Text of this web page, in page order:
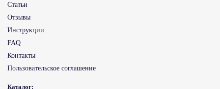
Статьи
Отзывы
Инструкции
FAQ
Контакты
Пользовательское соглашение
Каталог: